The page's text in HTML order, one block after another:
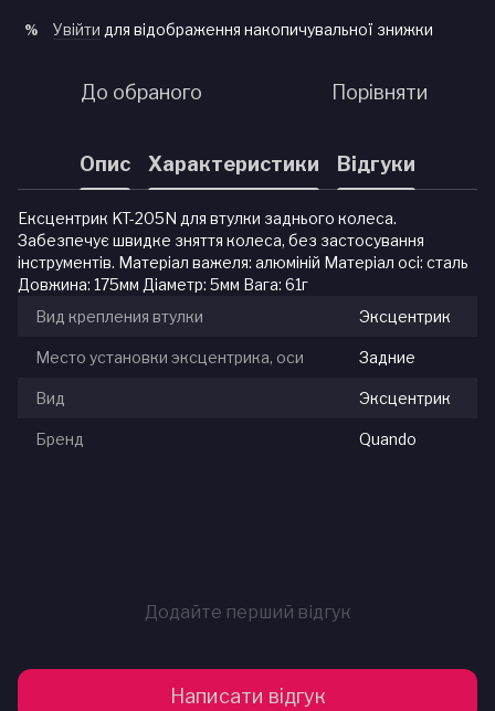
% Увійти для відображення накопичувальної знижки
До обраного Порівняти
Опис Характеристики Відгуки
Ексцентрик KT-205N для втулки заднього колеса.
Забезпечує швидке зняття колеса, без застосування
інструментів. Матеріал важеля: алюміній Матеріал осі: сталь
Довжина: 175мм Діаметр: 5мм Вага: 61г
Вид крепления втулки
Эксцентрик
Место установки эксцентрика, оси Задние
Вид Эксцентрик
Бренд Quando
Додайте перший відгук
Написати відгук